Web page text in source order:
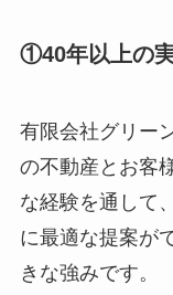
①40年以上の
有限会社グリー
の不動産とお客
な経験を通して
に最適な提案が
きな強みです。